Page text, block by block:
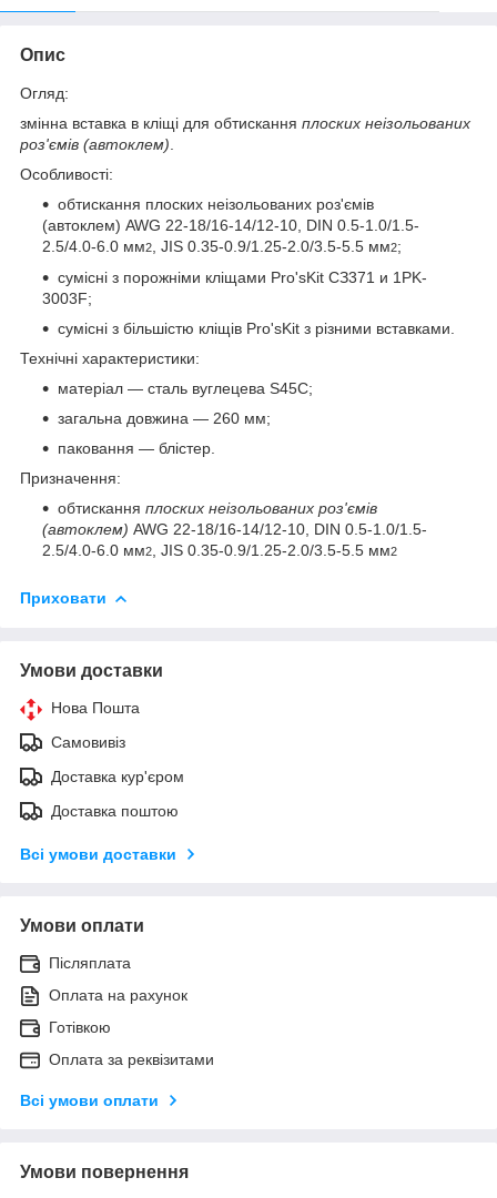
Опис
Огляд:
змінна вставка в кліщі для обтискання плоских неізольованих
роз'ємів (автоклем)
Особливості:
обтискання плоских неізольованих роз'ємів
(автоклем) AWG 22-18/16-14/12-10, DIN 0.5-1.0/1.5-
2.5/4.0-6.0 мм2 , JIS 0.35-0.9/1.25-2.0/3.5-5.5 мм2;
сумісні з порожніми кліщами Pro'sKit СЗ371 и 1PK-
3003F;
сумісні з більшістю кліщів Pro'sKit з різними вставками.
Технічні характеристики:
матеріал — сталь вуглецева S45C;
загальна довжина — 260 мм;
паковання — блістер.
Призначення:
обтискання плоских неізольованих роз'ємів
(автоклем) AWG 22-18/16-14/12-10, DIN 0.5-1.0/1.5-
2.5/4.0-6.0 мм2 , JIS 0.35-0.9/1.25-2.0/3.5-5.5 мм2
Приховати
Умови доставки
Нова Пошта
Самовивіз
Доставка кур'єром
Доставка поштою
Всі умови доставки
Умови оплати
Післяплата
Оплата на рахунок
Готівкою
Оплата за реквізитами
Всі умови оплати
Умови повернення